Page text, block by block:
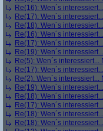
Re(16): Wen´s
Re(17): Wen´s
Re(18): Wen´s
Re(16): Wen´s
Re(17): Wen´s
Re(19): Wen´s
Re(5): Wen´s interessiert...
Re(17): Wen´s
Re(2): Wen´s interessiert...
Re(19): Wen´s
Re(18): Wen´s
Re(17): Wen´s
Re(18): Wen´s
Re(18): Wen´s